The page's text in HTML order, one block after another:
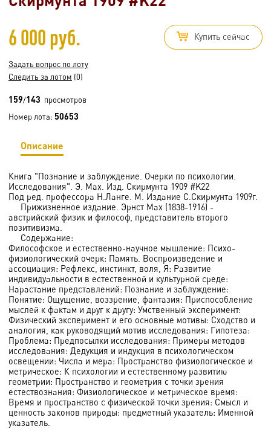
6 000 руб. Купить сейчас
Задать вопрос по лоту
Следить за лотом (0)
159/143 просмотров
Номер лота: 50653
Описание
Книга "Познание и заблуждение. Очерки по психологии.
Исследования". Э. Мах. Изд. Скирмунта 1909 #K22
Под ред. профессора Н.Ланге. М. Издание С.Скирмунта 1909г.
Прижизненное издание. Эрнст Мах (1838-1916) -
австрийский физик и философ, представитель второго
позитивизма.
Содержание:
Философское и естественно-научное мышление: Психо-
физиологический очерк: Память. Воспроизведение и
ассоциация: Рефлекс, инстинкт, воля, Я: Развитие
индивидуальности в естественной и культурной среде:
Нарастание представлений: Познание и заблуждение:
Понятие: Ощущение, воззрение, фантазия: Приспособление
мыслей к фактам и друг к другу: Умственный эксперимент:
Физический эксперимент и его основные мотивы: Сходство и
аналогия, как руководящий мотив исследования: Гипотеза:
Проблема: Предпосылки исследования: Примеры методов
исследования: Дедукция и индукция в психологическом
освещении: Числа и мера: Пространство физиологическое и
метрическое: К психологии и естественному развитию
геометрии: Пространство и геометрия с точки зрения
естествознания: Физиологическое и метрическое время:
Время и пространство с физической точки зрения: Смысл и
ценность законов природы: предметный указатель: Именной
указатель.